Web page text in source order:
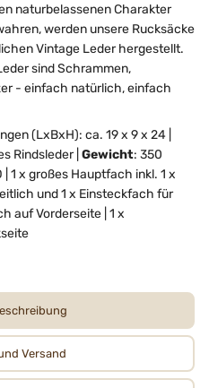
naturbelassenen Charakter
werden unsere Rucksäcke
Vintage Leder hergestellt.
sind Schrammen,
- einfach natürlich, einfach
(LxBxH): ca. 19 x 9 x 24 |
Rindsleder | Gewicht: 350
| 1 x großes Hauptfach inkl. 1 x
und 1 x Einsteckfach für
auf Vorderseite | 1 x
Versand